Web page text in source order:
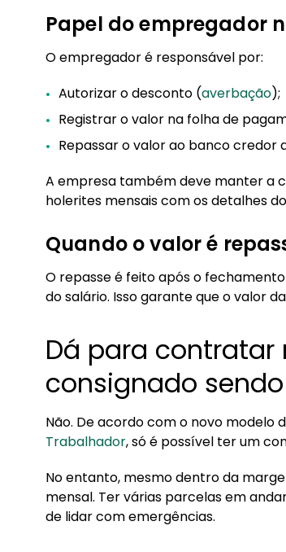
Papel do empregador
O empregador é responsável por:
Autorizar o desconto (averbação);
Registrar o valor na folha de
Repassar o valor ao banco credor
A empresa também deve manter a
holerites mensais com os detalhes
Quando o valor é
O repasse é feito após o
do salário. Isso garante que o valor
Dá para
consignado sendo
Não. De acordo com o novo modelo
Trabalhador, só é possível ter um
No entanto, mesmo dentro da
mensal. Ter várias parcelas em
de lidar com emergências.